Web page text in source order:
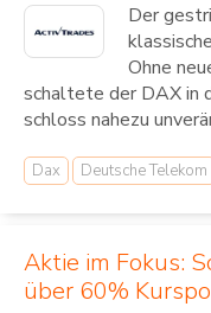
Der
Ohne
schaltete der DAX in
schloss nahezu
Dax Deutsche Telekom
Aktie im Fokus:
über 60%